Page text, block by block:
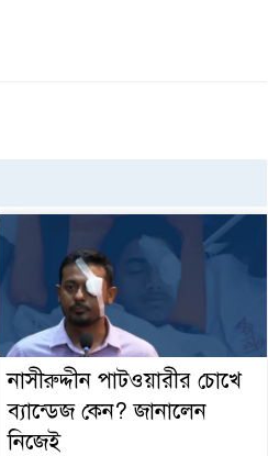
নাসীরুদ্দীন পাটওয়ারীর চোখে
ব্যান্ডেজ কেন? জানালেন
নিজেই